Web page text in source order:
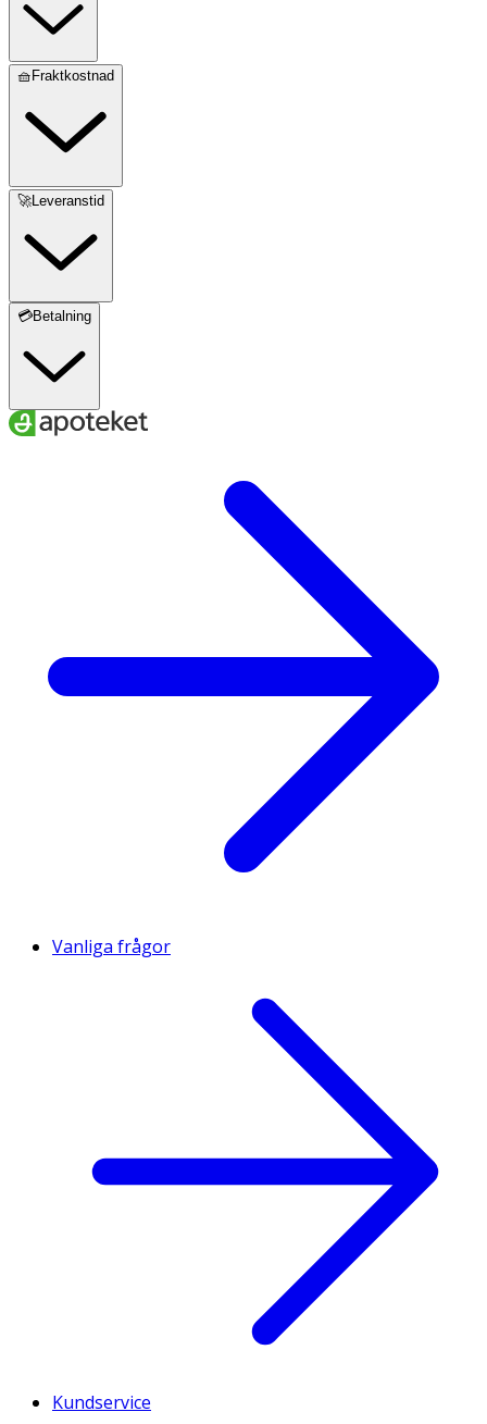
🧺Fraktkostnad
🚀Leveranstid
💳Betalning
Vanliga frågor
Kundservice